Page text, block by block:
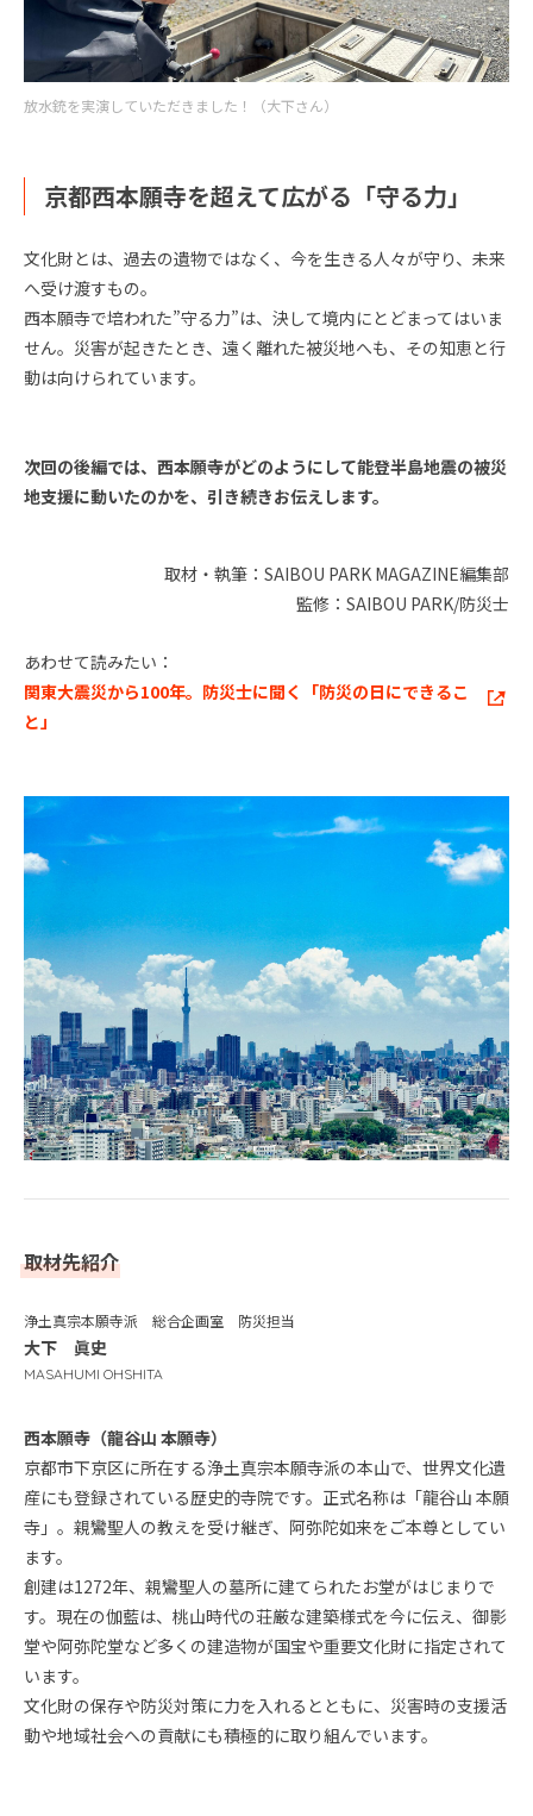
放水銃を実演していただきました！（大下さん）
京都西本願寺を超えて広がる「守る力」
文化財とは、過去の遺物ではなく、今を生きる人々が守り、未来
へ受け渡すもの。
西本願寺で培われた”守る力”は、決して境内にとどまってはいま
せん。災害が起きたとき、遠く離れた被災地へも、その知恵と行
動は向けられています。
次回の後編では、西本願寺がどのようにして能登半島地震の被災
地支援に動いたのかを、引き続きお伝えします。
取材・執筆：SAIBOU PARK MAGAZINE編集部
監修：SAIBOU PARK/防災士
あわせて読みたい：
関東大震災から100年。防災士に聞く「防災の日にできるこ
と」
取材先紹介
大下 眞史
浄土真宗本願寺派 総合企画室 防災担当
MASAHUMI OHSHITA
西本願寺（龍谷山 本願寺）
京都市下京区に所在する浄土真宗本願寺派の本山で、世界文化遺
産にも登録されている歴史的寺院です。正式名称は「龍谷山 本願
寺」。親鸞聖人の教えを受け継ぎ、阿弥陀如来をご本尊としてい
ます。
創建は1272年、親鸞聖人の墓所に建てられたお堂がはじまりで
す。現在の伽藍は、桃山時代の荘厳な建築様式を今に伝え、御影
堂や阿弥陀堂など多くの建造物が国宝や重要文化財に指定されて
います。
文化財の保存や防災対策に力を入れるとともに、災害時の支援活
動や地域社会への貢献にも積極的に取り組んでいます。